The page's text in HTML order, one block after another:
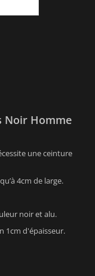
Noir Homme
une ceinture
4cm de large.
noir et alu.
1cm d'épaisseur.